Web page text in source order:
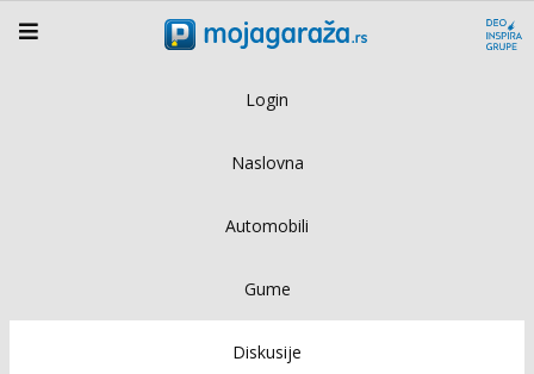
Login
Naslovna
Automobili
Gume
Diskusije